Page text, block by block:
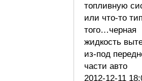
топливную
или что-то
того…черная
жидкость
из-под
части авто
2012-12-11